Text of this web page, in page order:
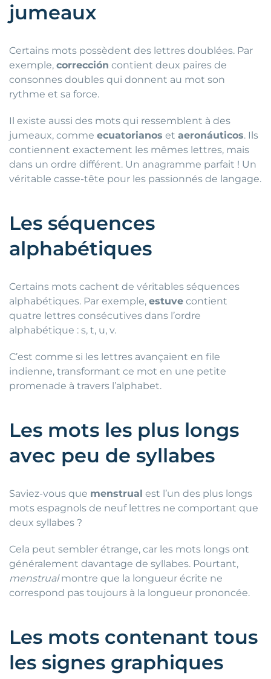
jumeaux
Certains mots possèdent des lettres doublées. Par
exemple, corrección contient deux paires de
consonnes doubles qui donnent au mot son
rythme et sa force.
Il existe aussi des mots qui ressemblent à des
jumeaux, comme ecuatorianos et aeronáuticos. Ils
contiennent exactement les mêmes lettres, mais
dans un ordre différent. Un anagramme parfait ! Un
véritable casse-tête pour les passionnés de langage.
Les séquences
alphabétiques
Certains mots cachent de véritables séquences
alphabétiques. Par exemple, estuve contient
quatre lettres consécutives dans l’ordre
alphabétique : s, t, u, v.
C’est comme si les lettres avançaient en file
indienne, transformant ce mot en une petite
promenade à travers l’alphabet.
Les mots les plus longs
avec peu de syllabes
Saviez-vous que menstrual est l’un des plus longs
mots espagnols de neuf lettres ne comportant que
deux syllabes ?
Cela peut sembler étrange, car les mots longs ont
généralement davantage de syllabes. Pourtant,
menstrualmontre que la longueur écrite ne
correspond pas toujours à la longueur prononcée.
Les mots contenant tous
les signes graphiques